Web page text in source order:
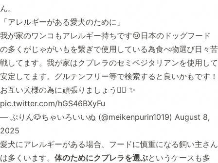
ん。
「アレルギーがある愛犬のために」
我が家のワンコもアレルギー持ちです😢日本のドッグフード
の多くがじゃがいもを繋ぎで使用している為食べ物選び日々苦
戦してます。我が家はクプレラのセミベジタリアンを使用して
安定してます。グルテンフリー等で検索すると良いかもです！
お互い犬様の為に頑張りましょう🐕‍🦺 ✨
pic.twitter.com/hGS46BXyFu
— ぷりん🐶ちゃいろいいぬ (@meikenpurin1019) August 8,
2025
愛犬にアレルギーがある場合、フードに慎重になる飼い主さん
は多くいます。 体のためにクプレラを選ぶというケースも多